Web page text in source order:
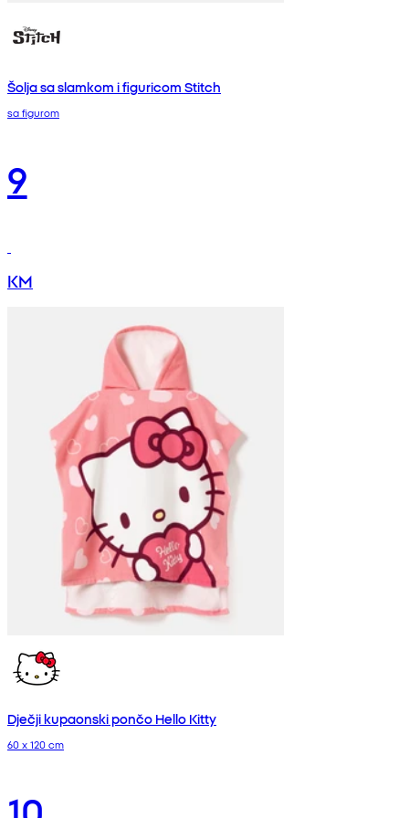
Šolja sa slamkom i figuricom Stitch
sa figurom
9
KM
Dječji kupaonski pončo Hello Kitty
60 x 120 cm